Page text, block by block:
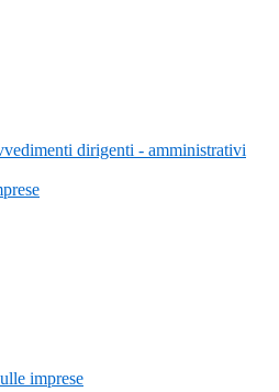
dirigenti - amministrativi
imprese